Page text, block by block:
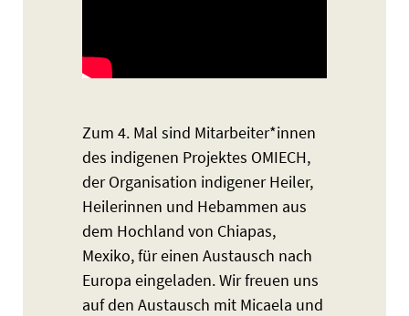
Zum 4. Mal sind Mitarbeiter*innen
des indigenen Projektes OMIECH,
der Organisation indigener Heiler,
Heilerinnen und Hebammen aus
dem Hochland von Chiapas,
Mexiko, für einen Austausch nach
Europa eingeladen. Wir freuen uns
auf den Austausch mit Micaela und